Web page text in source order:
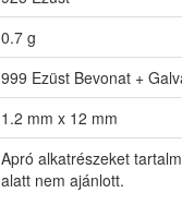
0.7 g
999 Ezüst Bevonat +
1.2 mm x 12 mm
Apró alkatrészeket
alatt nem ajánlott.